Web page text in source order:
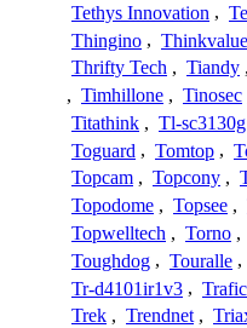
Tethys Innovation ,
Thingino , Thinkvalue
Thrifty Tech , Tiandy ,
, Timhillone , Tinosec
Titathink , Tl-sc3130g
Toguard , Tomtop ,
Topcam , Topcony ,
Topodome , Topsee ,
Topwelltech , Torno ,
Toughdog , Touralle ,
Tr-d4101ir1v3 ,
Trek , Trendnet ,